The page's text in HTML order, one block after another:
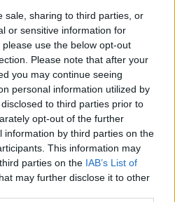
sale, sharing to third parties, or
or sensitive information for
use the below opt-out
Please note that after your
you may continue seeing
personal information utilized by
to third parties prior to
opt-out of the further
information by third parties on the
This information may
parties on the IAB’s List of
may further disclose it to other
autóértékesítési statisztikák,
hogy Európában még
legnépszerűbbek, és ha a
akkor minden második
motoros. Minden nyolcadik
nincs változás az egy évvel
emelkedett a részesedésük,
és Hollandiában magas a
az eladásokban, a
Csehországban vagy
el elektromos autót.